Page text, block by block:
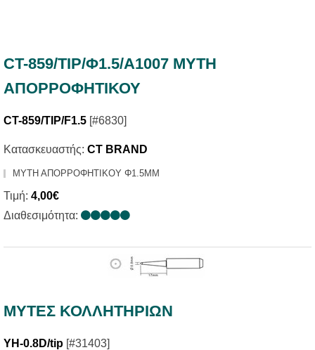
CT-859/TIP/Φ1.5/Α1007 ΜΥΤΗ
ΑΠΟΡΡΟΦΗΤΙΚΟΥ
CT-859/TIP/F1.5 [#6830]
Κατασκευαστής: CT BRAND
ΜΥΤΗ ΑΠΟΡΡΟΦΗΤΙΚΟΥ Φ1.5MM
Τιμή: 4,00€
Διαθεσιμότητα:
ΜΥΤΕΣ ΚΟΛΛΗΤΗΡΙΩΝ
YH-0.8D/tip [#31403]